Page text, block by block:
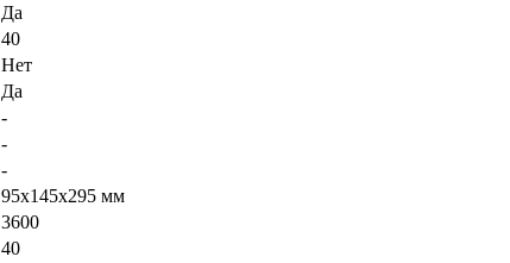
Да
40
Нет
Да
-
-
-
95x145x295 мм
3600
40